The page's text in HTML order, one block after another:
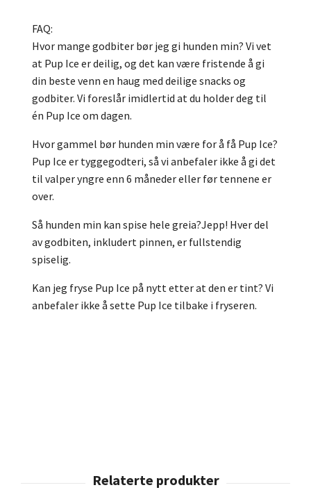
FAQ:
Hvor mange godbiter bør jeg gi hunden min? Vi vet
at Pup Ice er deilig, og det kan være fristende å gi
din beste venn en haug med deilige snacks og
godbiter. Vi foreslår imidlertid at du holder deg til
én Pup Ice om dagen.
Hvor gammel bør hunden min være for å få Pup Ice?
Pup Ice er tyggegodteri, så vi anbefaler ikke å gi det
til valper yngre enn 6 måneder eller før tennene er
over.
Så hunden min kan spise hele greia?Jepp! Hver del
av godbiten, inkludert pinnen, er fullstendig
spiselig.
Kan jeg fryse Pup Ice på nytt etter at den er tint? Vi
anbefaler ikke å sette Pup Ice tilbake i fryseren.